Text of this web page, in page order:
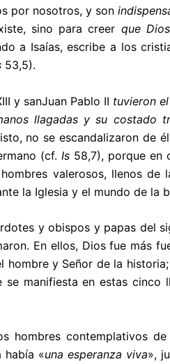
por nosotros, y son
sino para creer que
a Isaías, escribe a los
53,5).
y sanJuan Pablo II tuvieron
llagadas y su costado
no se escandalizaron de
(cf. Is 58,7), porque en
hombres valerosos, llenos de
la Iglesia y el mundo de la
y obispos y papas del
En ellos, Dios fue más
hombre y Señor de la
se manifiesta en estas cinco
hombres contemplativos
había «una esperanza viva»,